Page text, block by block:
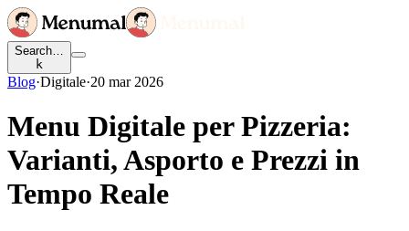
Search…
k
Blog·Digitale·20 mar 2026
Menu Digitale per Pizzeria:
Varianti, Asporto e Prezzi in
Tempo Reale